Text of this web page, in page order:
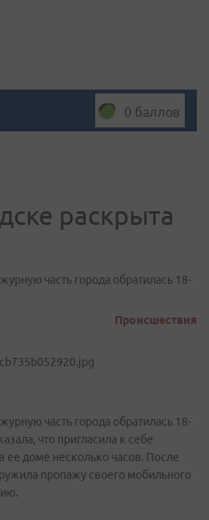
0 баллов
раскрыта
часть города обратилась 18-
Происшествия
часть города обратилась 18-
что пригласила к себе
ее доме несколько часов. После
пропажу своего мобильного